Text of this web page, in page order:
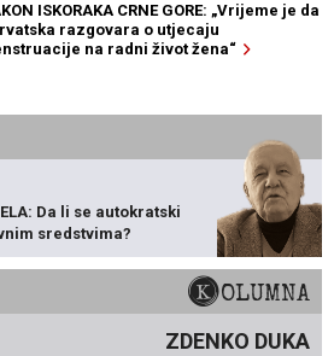
ISKORAKA CRNE GORE: „Vrijeme je da
razgovara o utjecaju
na radni život žena“
Da li se autokratski
sredstvima?
KOLUMNA
ZDENKO DUKA